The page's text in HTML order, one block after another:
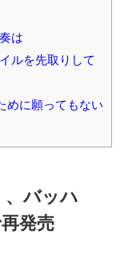
は
ルを先取りして
めに願ってもない
、バッハ
発売